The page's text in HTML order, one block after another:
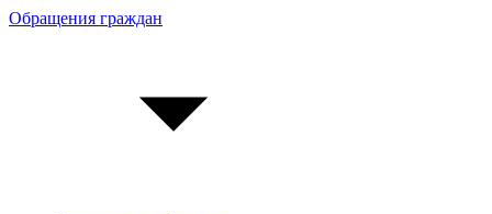
Обращения граждан